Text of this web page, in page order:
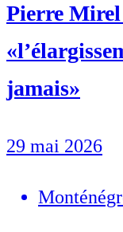
Pierre Mirel
jamais»
29 mai 2026